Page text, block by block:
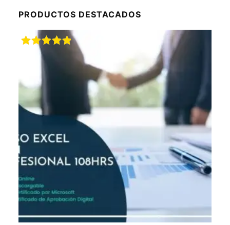
PRODUCTOS DESTACADOS
Valorado
5.00